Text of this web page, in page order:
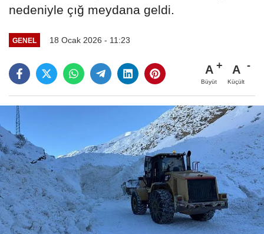
nedeniyle çığ meydana geldi.
GENEL 18 Ocak 2026 - 11:23
A
Büyüt
A
Küçült